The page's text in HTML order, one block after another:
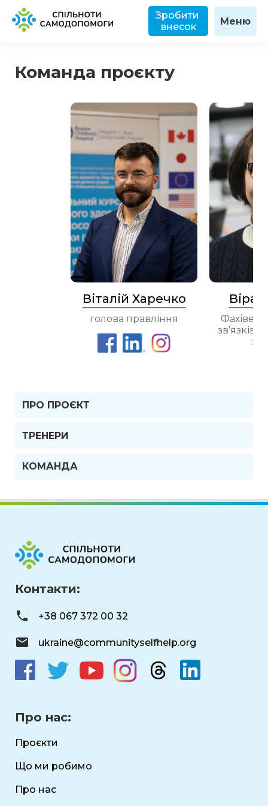
Зробити
внесок
Меню
Команда проєкту
Віталій Харечко
голова правління
Віра
Фахівець
зв’язків
ПРО ПРОЄКТ
ТРЕНЕРИ
КОМАНДА
Контакти:
+38 067 372 00 32
ukraine@communityselfhelp.org
Про нас:
Проєкти
Що ми робимо
Про нас